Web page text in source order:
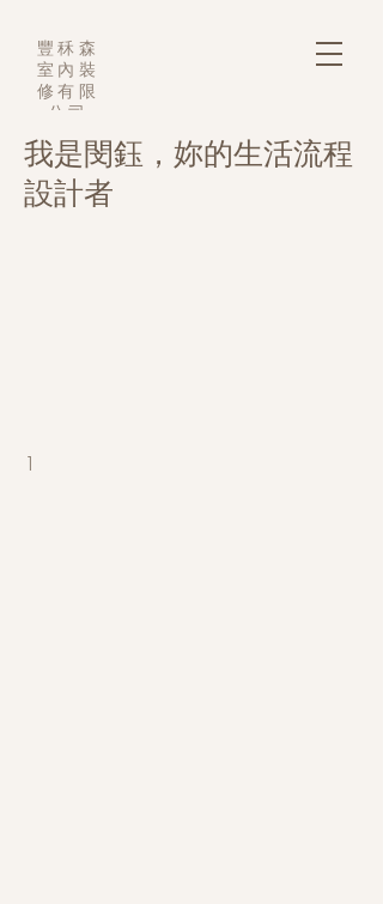
豐秝森
室內裝
修有限
公司
我是閔鈺，妳的生活流程
設計者
1